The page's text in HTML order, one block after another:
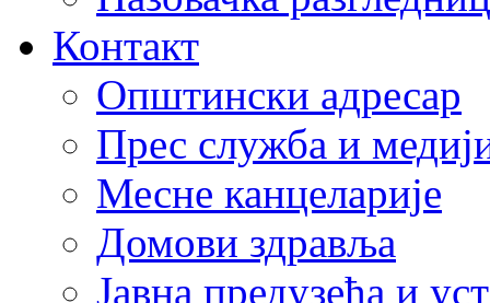
Контакт
Општински адресар
Прес служба и
Месне канцеларије
Домови здравља
Јавна предузећа и